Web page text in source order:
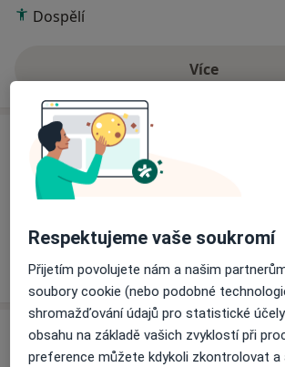
Dospělí
Více
o
Služby a ceník služeb
Psychiatrické vyšetření
Detaily
Jak fungují ceny?
Adresa
Respektujeme vaše soukromí
Přijetím povolujete nám a našim
soubory cookie (nebo podobné
shromažďování údajů pro statistické
obsahu na základě vašich zvyklostí při
preference můžete kdykoli zkontrolovat a